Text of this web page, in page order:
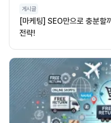
게시글
[마케팅] SEO만으로 충분할
전략!